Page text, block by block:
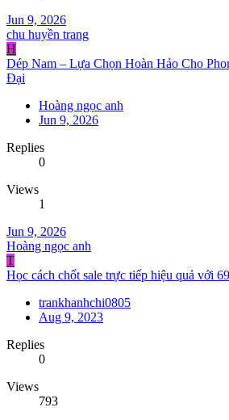
Jun 9, 2026
chu huyền trang
H
Dép Nam – Lựa Chọn Hoàn Hảo Cho
Đại
Hoàng ngọc anh
Jun 9, 2026
Replies
0
Views
1
Jun 9, 2026
Hoàng ngọc anh
T
Học cách chốt sale trực tiếp hiệu quả với
trankhanhchi0805
Aug 9, 2023
Replies
0
Views
793